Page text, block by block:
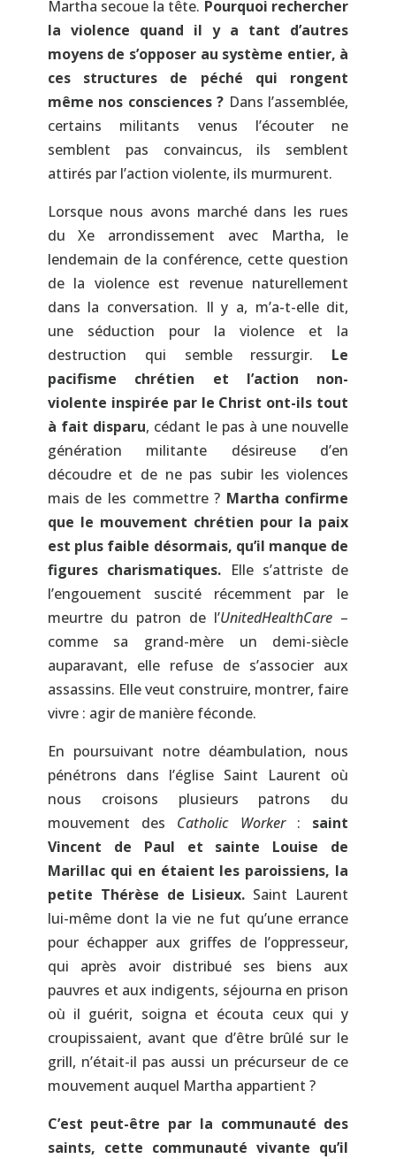
Martha secoue la tête. Pourquoi rechercher
la violence quand il y a tant d’autres
moyens de s’opposer au système entier, à
ces structures de péché qui rongent
même nos consciences ? Dans l’assemblée,
certains militants venus l’écouter ne
semblent pas convaincus, ils semblent
attirés par l’action violente, ils murmurent.
Lorsque nous avons marché dans les rues
du Xe arrondissement avec Martha, le
lendemain de la conférence, cette question
de la violence est revenue naturellement
dans la conversation. Il y a, m’a-t-elle dit,
une séduction pour la violence et la
destruction qui semble ressurgir. Le
pacifisme chrétien et l’action non-
violente inspirée par le Christ ont-ils tout
à fait disparu, cédant le pas à une nouvelle
génération militante désireuse d’en
découdre et de ne pas subir les violences
mais de les commettre ? Martha confirme
que le mouvement chrétien pour la paix
est plus faible désormais, qu’il manque de
figures charismatiques. Elle s’attriste de
l’engouement suscité récemment par le
meurtre du patron de l’UnitedHealthCare –
comme sa grand-mère un demi-siècle
auparavant, elle refuse de s’associer aux
assassins. Elle veut construire, montrer, faire
vivre : agir de manière féconde.
En poursuivant notre déambulation, nous
pénétrons dans l’église Saint Laurent où
nous croisons plusieurs patrons du
mouvement des Catholic Worker: saint
Vincent de Paul et sainte Louise de
Marillac qui en étaient les paroissiens, la
petite Thérèse de Lisieux. Saint Laurent
lui-même dont la vie ne fut qu’une errance
pour échapper aux griffes de l’oppresseur,
qui après avoir distribué ses biens aux
pauvres et aux indigents, séjourna en prison
où il guérit, soigna et écouta ceux qui y
croupissaient, avant que d’être brûlé sur le
grill, n’était-il pas aussi un précurseur de ce
mouvement auquel Martha appartient ?
C’est peut-être par la communauté des
saints, cette communauté vivante qu’il